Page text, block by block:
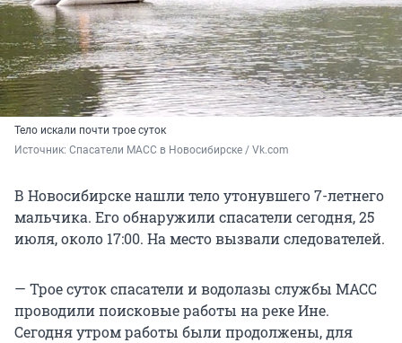
Тело искали почти трое суток
Источник: Спасатели МАСС в Новосибирске / Vk.com
В Новосибирске нашли тело утонувшего 7-летнего
мальчика. Его обнаружили спасатели сегодня, 25
июля, около 17:00. На место вызвали следователей.
— Трое суток спасатели и водолазы службы МАСС
проводили поисковые работы на реке Ине.
Сегодня утром работы были продолжены, для